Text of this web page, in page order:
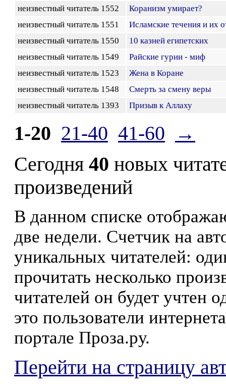
неизвестный читатель 1552
Коранизм умирает?
неизвестный читатель 1551
Исламские течения и их
неизвестный читатель 1550
10 казней египетских
неизвестный читатель 1549
Райские гурии - миф
неизвестный читатель 1523
Жена в Коране
неизвестный читатель 1548
Смерть за смену веры
неизвестный читатель 1393
Призыв к Аллаху
1-20 21-40 41-60
→
Сегодня 40 новых
произведений
В данном списке
две недели. Счетчик на
уникальных читателей:
прочитать несколько
читателей он будет учтен
это пользователи
портале Проза.ру.
Перейти на страницу